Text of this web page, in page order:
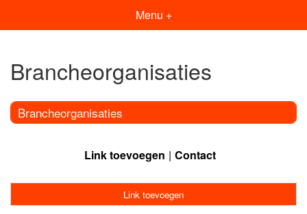
Menu +
Brancheorganisaties
Brancheorganisaties
Link toevoegen Contact
Link toevoegen